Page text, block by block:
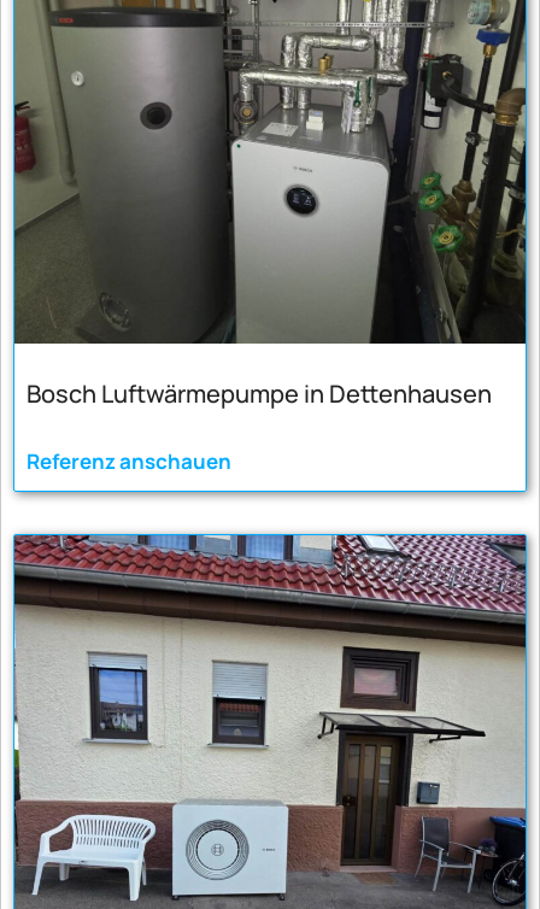
Bosch Luftwärmepumpe in Dettenhausen
Referenz anschauen